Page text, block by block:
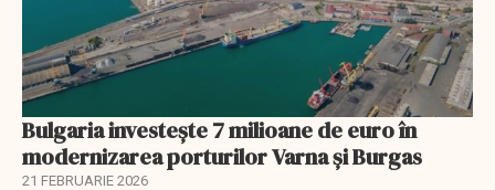
Bulgaria investește 7 milioane de euro în
modernizarea porturilor Varna și Burgas
21 FEBRUARIE 2026